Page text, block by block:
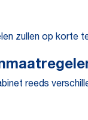
zullen op korte
reeds